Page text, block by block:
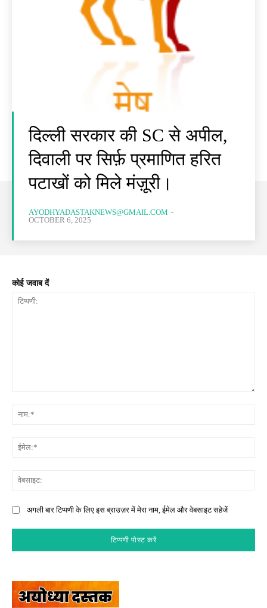
दिल्ली सरकार की SC से अपील,
दिवाली पर सिर्फ़ प्रमाणित हरित
पटाखों को मिले मंज़ूरी।
AYODHYADASTAKNEWS@GMAIL.COM -
OCTOBER 6, 2025
कोई जवाब दें
अगली बार टिप्पणी के लिए इस ब्राउज़र में मेरा नाम, ईमेल और वेबसाइट सहेजें